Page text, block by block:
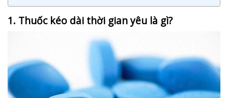
1. Thuốc kéo dài thời gian yêu là gì?